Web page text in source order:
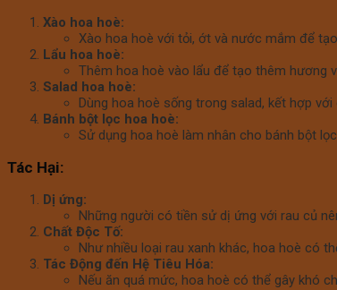
Xào hoa hoè:
Xào hoa hoè với tỏi, ớt và nước mắm để
Lẩu hoa hoè:
Thêm hoa hoè vào lẩu để tạo thêm hương
Salad hoa hoè:
Dùng hoa hoè sống trong salad, kết hợp
Bánh bột lọc hoa hoè:
Sử dụng hoa hoè làm nhân cho bánh bột
Tác Hại:
Dị ứng:
Những người có tiền sử dị ứng với rau củ
Chất Độc Tố:
Như nhiều loại rau xanh khác, hoa hoè có
Tác Động đến Hệ Tiêu Hóa:
Nếu ăn quá mức, hoa hoè có thể gây khó